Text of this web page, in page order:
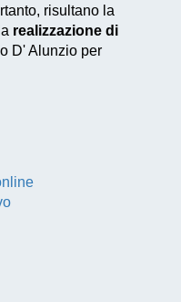
risultano la
realizzazione di
D' Alunzio per